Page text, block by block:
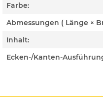
Farbe:
Inhalt:
Ecken-/Kanten-